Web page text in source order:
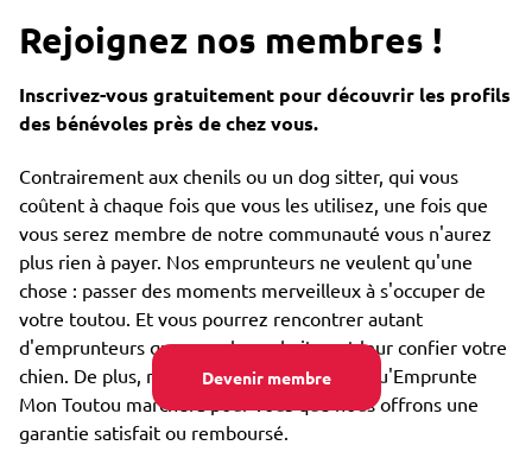
Devenir membre
Rejoignez nos membres !
Inscrivez-vous gratuitement pour découvrir les profils
des bénévoles près de chez vous.
Contrairement aux chenils ou un dog sitter, qui vous
coûtent à chaque fois que vous les utilisez, une fois que
vous serez membre de notre communauté vous n'aurez
plus rien à payer. Nos emprunteurs ne veulent qu'une
chose : passer des moments merveilleux à s'occuper de
votre toutou. Et vous pourrez rencontrer autant
d'emprunteurs que vous le souhaitez et leur confier votre
chien. De plus, nous sommes si confiants qu'Emprunte
Mon Toutou marchera pour vous que nous offrons une
garantie satisfait ou remboursé.